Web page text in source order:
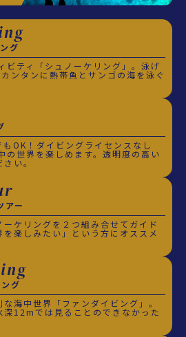
グ
ビティ「シュノーケリング」。泳げ
ンタンに熱帯魚とサンゴの海を泳ぐ
OK！ダイビングライセンスなし
の世界を楽しめます。透明度の高い
い。
アー
ケリングを２つ組み合せてガイド
楽しみたい」という方にオススメ
グ
海中世界「ファンダイビング」。
深12mでは見ることのできなかった